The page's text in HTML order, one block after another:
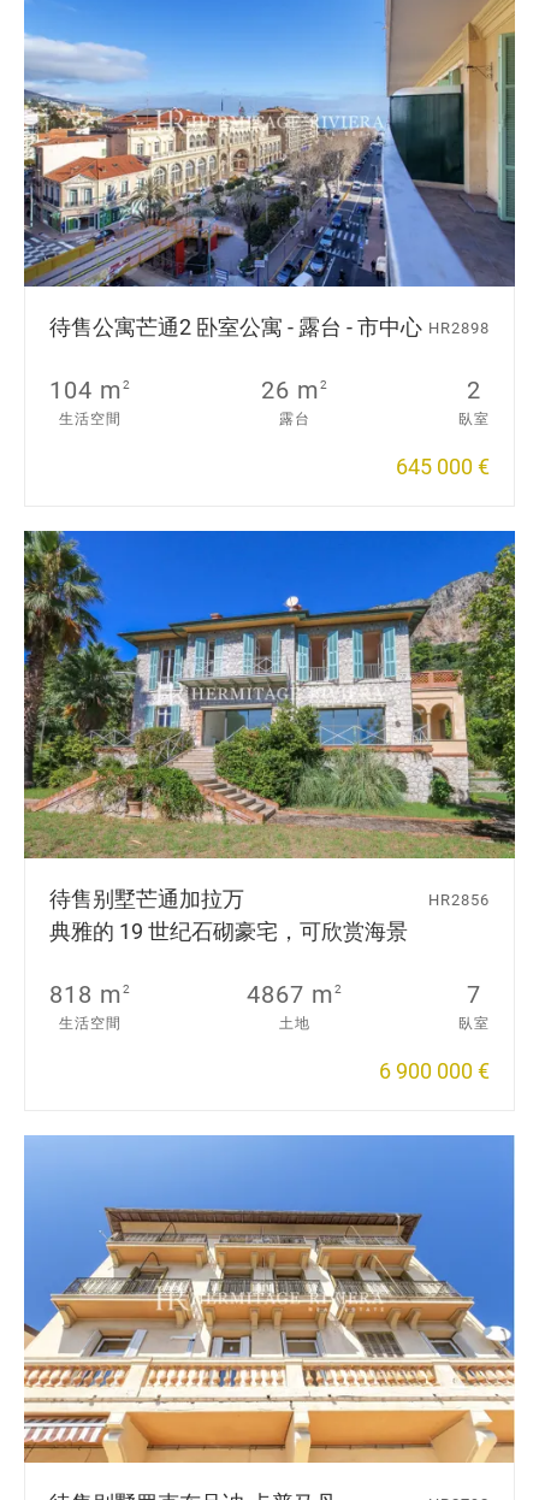
待售公寓芒通2 卧室公寓 - 露台 - 市中心 HR2898
104 m2
生活空間
26 m2
露台
2
臥室
645 000 €
待售别墅芒通加拉万
典雅的 19 世纪石砌豪宅，可欣赏海景
HR2856
818 m2
生活空間
4867 m2
土地
7
臥室
6 900 000 €